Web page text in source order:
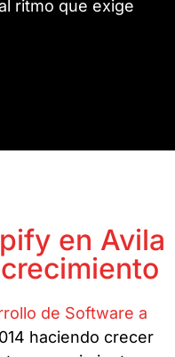
ritmo que exige
en Avila
de Software a
haciendo crecer